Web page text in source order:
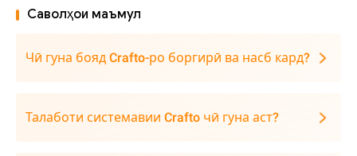
Саволҳои маъмул
Чӣ гуна бояд Crafto-ро боргирӣ ва насб кард?
Талаботи системавии Crafto чӣ гуна аст?